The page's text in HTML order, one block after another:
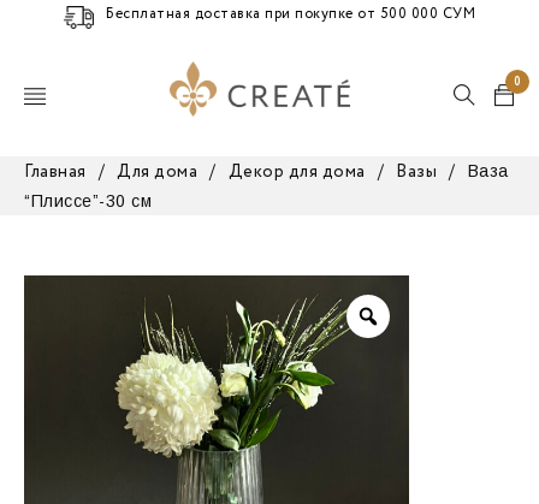
Бесплатная доставка при покупке от 500 000 СУМ
0
Главная / Для дома / Декор для дома / Вазы /
Ваза
“Плиссе”-30 см